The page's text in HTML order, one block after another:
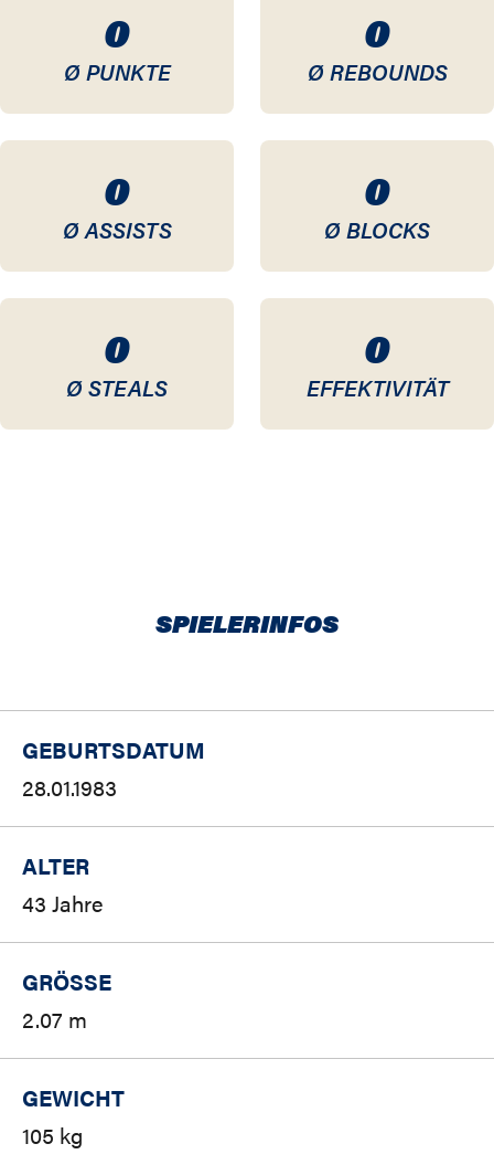
0
Ø PUNKTE
0
Ø REBOUNDS
0
Ø ASSISTS
0
Ø BLOCKS
0
Ø STEALS
0
EFFEKTIVITÄT
SPIELERINFOS
GEBURTSDATUM
28.01.1983
ALTER
43 Jahre
GRÖSSE
2.07 m
GEWICHT
105 kg